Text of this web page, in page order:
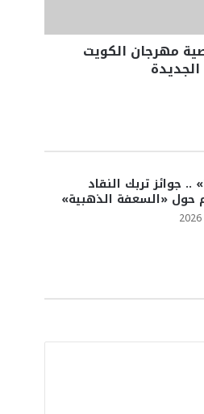
مهرجان الكويت
«كان 79» .. جوائز تربك النقاد
حول «السعفة الذهبية»